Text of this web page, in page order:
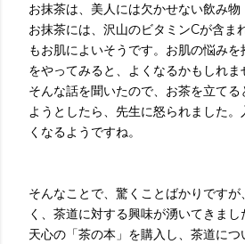
お抹茶は、美人には欠かせない飲み物
お抹茶には、沢山のビタミンCが含ま
もお肌によいそうです。お肌の悩み
をやってみると、よくなるかもしれま
そんな話を聞いたので、お茶を立て
ようとしたら、先生に怒られました
くなるようですね。
そんなことで、驚くことばかりです
く、茶道に対する興味が湧いてきま
天心の「茶の本」を購入し、茶道につ